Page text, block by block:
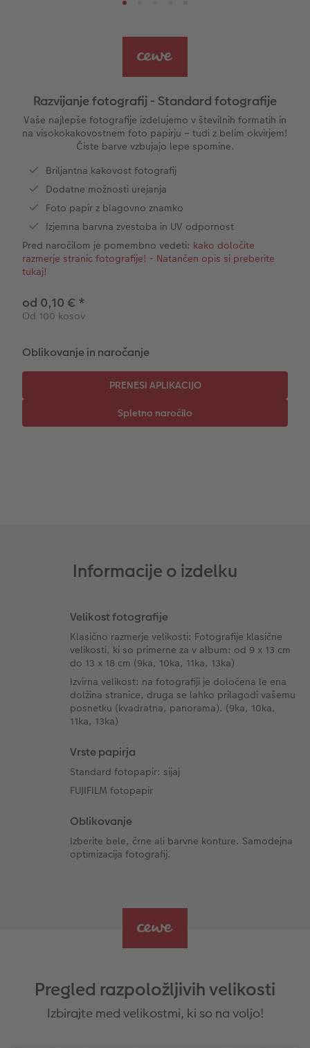
Vzorčne fotoknjige strank
Otroška CEWE FOTOKNJIGA
Zbirka Art Collection
Nature fotografije
Premium poster
Art fotografije
Normalna obdelava fotografij
Škatle za shranjevanje fotografij
Paketi fotografij
Takojšnja nalepka
Fotografija na aluminiju, direkten natis
Fotografija na penasti podlagi
Poročna tabla dobrodošlice
Letvica za poster
Fotografija na lesu
Fototrak
XXL Retro fotografija
Voščilnice
Izdelki za šolo in pisarno
Darilne fotoskatle
Tekstil
Umetniške fotografije
Fotokoledarji
Ideje za unikatna darila
Potovanje
Poroka
Matura
Razvijanje fotografij - Standard fotografije
Vaše najlepše fotografije izdelujemo v številnih formatih in
na visokokakovostnem foto papirju – tudi z belim okvirjem!
Čiste barve vzbujajo lepe spomine.
Briljantna kakovost fotografij
Dodatne možnosti urejanja
Foto papir z blagovno znamko
Izjemna barvna zvestoba in UV odpornost
Pred naročilom je pomembno vedeti: kako določite
razmerje stranic fotografije! - Natančen opis si preberite
tukaj!
od 0,10 € *
Od 100 kosov
Oblikovanje in naročanje
Informacije o izdelku
Velikost fotografije
Klasično razmerje velikosti: Fotografije klasične
velikosti, ki so primerne za v album: od 9 x 13 cm
do 13 x 18 cm (9ka, 10ka, 11ka, 13ka)
Izvirna velikost: na fotografiji je določena le ena
dolžina stranice, druga se lahko prilagodi vašemu
posnetku (kvadratna, panorama). (9ka, 10ka,
11ka, 13ka)
Vrste papirja
Standard fotopapir: sijaj
FUJIFILM fotopapir
Oblikovanje
Izberite bele, črne ali barvne konture. Samodejna
optimizacija fotografij.
Pregled razpoložljivih velikosti
Izbirajte med velikostmi, ki so na voljo!